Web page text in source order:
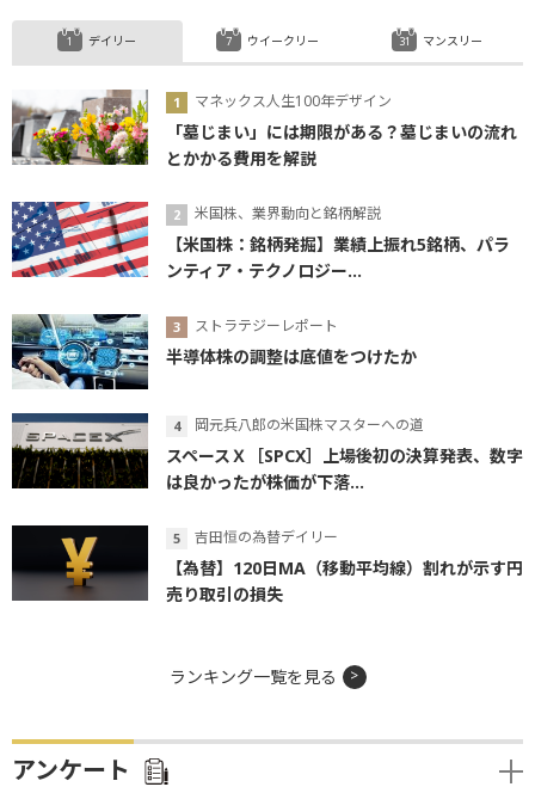
デイリー
マネックス人生100年デザイン
「墓じまい」には期限がある？墓じまいの流れ
とかかる費用を解説
米国株、業界動向と銘柄解説
【米国株：銘柄発掘】業績上振れ5銘柄、パラ
ンティア・テクノロジー...
ストラテジーレポート
半導体株の調整は底値をつけたか
岡元兵八郎の米国株マスターへの道
スペースＸ［SPCX］上場後初の決算発表、数字
は良かったが株価が下落...
吉田恒の為替デイリー
【為替】120日MA（移動平均線）割れが示す円
売り取引の損失
ウイークリー マンスリー
ランキング一覧を見る
アンケート